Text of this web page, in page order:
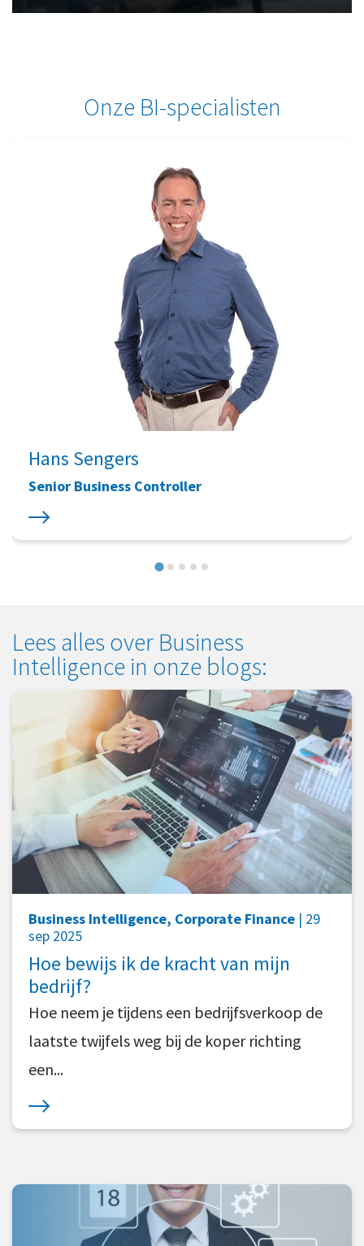
Onze BI-specialisten
Hans Sengers
Senior Business Controller
Lees alles over Business
Intelligence in onze blogs:
Business Intelligence, Corporate Finance | 29
sep 2025
Hoe bewijs ik de kracht van mijn
bedrijf?
Hoe neem je tijdens een bedrijfsverkoop de
laatste twijfels weg bij de koper richting
een...